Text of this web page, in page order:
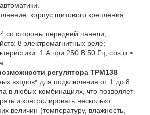
корпус щитового крепления
со стороны передней панели;
8 электромагнитных реле;
1 А при 250 В 50 Гц, cos φ ≥
регулятора ТРМ138
входов* для подключения от 1 до 8
в любых комбинациях, что позволяет
и контролировать несколько
величин (температуру, влажность,